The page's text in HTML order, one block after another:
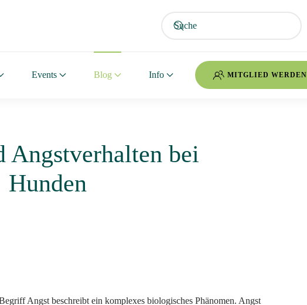
Events Blog Info MITGLIED WERDEN
Angstverhalten bei
Hunden
Angst beschreibt ein komplexes biologisches Phänomen. Angst